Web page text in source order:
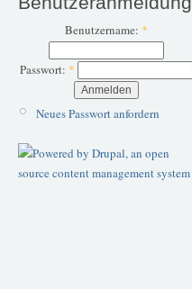
Benutzername: *
Passwort: *
Neues Passwort anfordern